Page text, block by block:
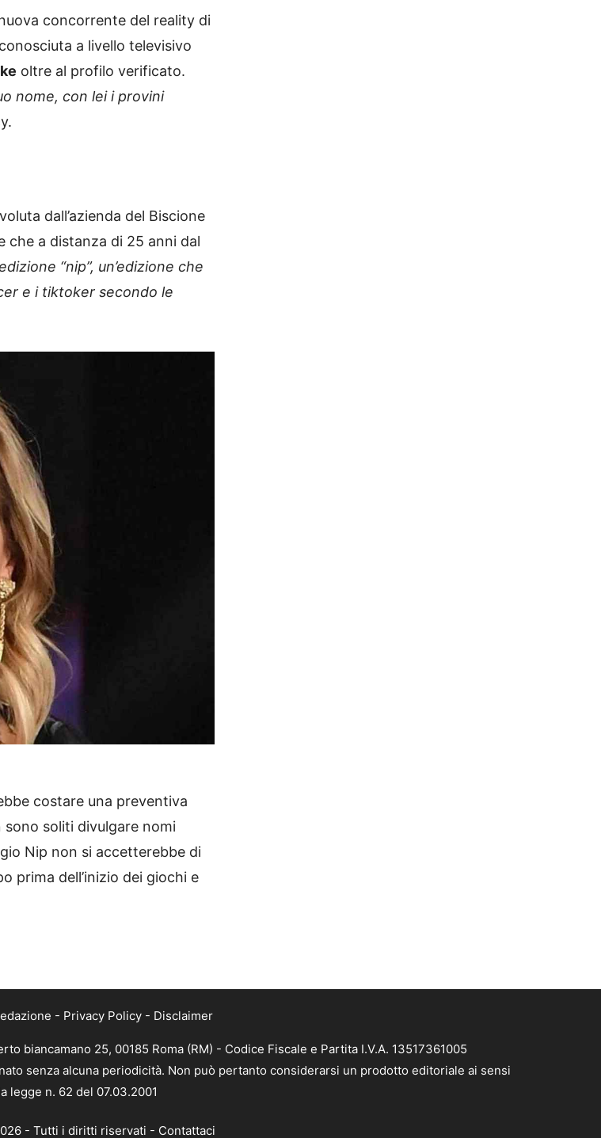
concorrente del reality di
a livello televisivo
oltre al profilo verificato.
nome, con lei i provini
dall’azienda del Biscione
che a distanza di 25 anni dal
“nip”, un’edizione che
e i tiktoker secondo le
costare una preventiva
sono soliti divulgare nomi
Nip non si accetterebbe di
prima dell’inizio dei giochi e
- Privacy Policy - Disclaimer
biancamano 25, 00185 Roma (RM) - Codice Fiscale e Partita I.V.A. 13517361005
senza alcuna periodicità. Non può pertanto considerarsi un prodotto editoriale ai sensi
legge n. 62 del 07.03.2001
- Tutti i diritti riservati - Contattaci